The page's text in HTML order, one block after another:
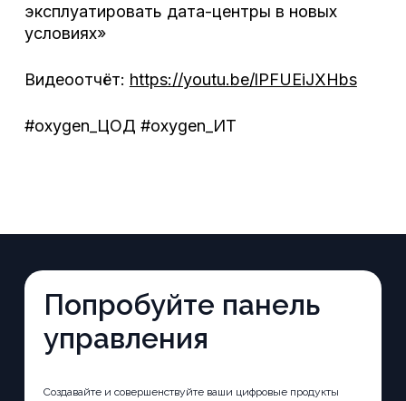
эксплуатировать дата-центры в новых
условиях»
Видеоотчёт: https://youtu.be/lPFUEiJXHbs
#oxygen_ЦОД #oxygen_ИТ
Попробуйте панель
управления
Создавайте и совершенствуйте ваши цифровые продукты